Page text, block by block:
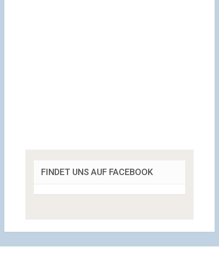
FINDET UNS AUF FACEBOOK